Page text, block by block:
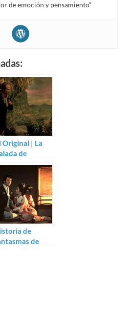
de emoción y pensamiento”
Original | La
de
de
de